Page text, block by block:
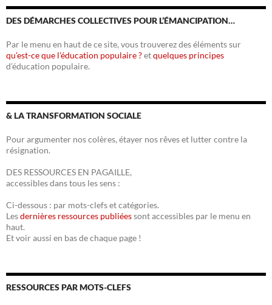
DES DÉMARCHES COLLECTIVES POUR L’ÉMANCIPATION…
Par le menu en haut de ce site, vous trouverez des éléments sur
qu’est-ce que l’éducation populaire ?etquelques principes
d’éducation populaire.
& LA TRANSFORMATION SOCIALE
Pour argumenter nos colères, étayer nos rêves et lutter contre la
résignation.
DES RESSOURCES EN PAGAILLE,
accessibles dans tous les sens :
Ci-dessous : par mots-clefs et catégories.
Lesdernières ressources publiéessont accessibles par le menu en
haut.
Et voir aussi en bas de chaque page !
RESSOURCES PAR MOTS-CLEFS